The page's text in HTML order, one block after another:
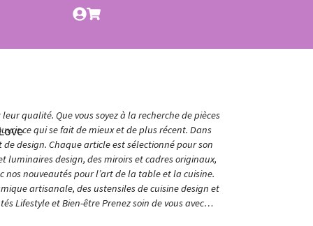
qualité. Que vous soyez à la recherche de pièces
ce qui se fait de mieux et de plus récent. Dans
design. Chaque article est sélectionné pour son
luminaires design, des miroirs et cadres originaux,
nos nouveautés pour l’art de la table et la cuisine.
artisanale, des ustensiles de cuisine design et
Lifestyle et Bien-être Prenez soin de vous avec…